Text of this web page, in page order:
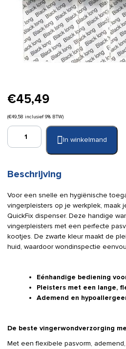
€45,49
(€49,58 inclusief 9% BTW)
Plum
QuickFix
vingerpleister
(gevuld)
aantal
In winkelmand
Beschrijving
Voor een snelle en hygiënische
vingerpleisters op je werkplek, maak
QuickFix dispenser. Deze handige
vingerpleisters met een perfecte
kootjes. De zwarte kleur maakt de
huid, waardoor wondinspectie
Eénhandige bediening
Pleisters met een lange,
Ademend en
De beste vingerwondverzorging
Met een flexibele pasvorm,